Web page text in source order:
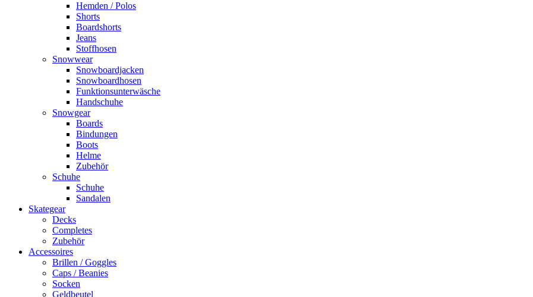
Hemden / Polos
Shorts
Boardshorts
Jeans
Stoffhosen
Snowwear
Snowboardjacken
Snowboardhosen
Funktionsunterwäsche
Handschuhe
Snowgear
Boards
Bindungen
Boots
Helme
Zubehör
Schuhe
Schuhe
Sandalen
Skategear
Decks
Completes
Zubehör
Accessoires
Brillen / Goggles
Caps / Beanies
Socken
Geldbeutel